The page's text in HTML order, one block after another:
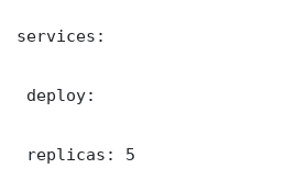
services:
deploy:
replicas: 5